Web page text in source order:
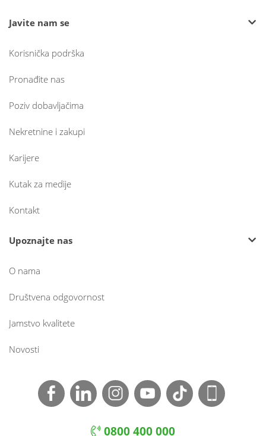
Javite nam se
Korisnička podrška
Pronađite nas
Poziv dobavljačima
Nekretnine i zakupi
Karijere
Kutak za medije
Kontakt
Upoznajte nas
O nama
Društvena odgovornost
Jamstvo kvalitete
Novosti
0800 400 000